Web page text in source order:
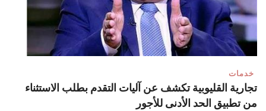
خدمات
تجارية القليوبية تكشف عن آليات التقدم بطلب الاستثناء
من تطبيق الحد الأدنى للأجور